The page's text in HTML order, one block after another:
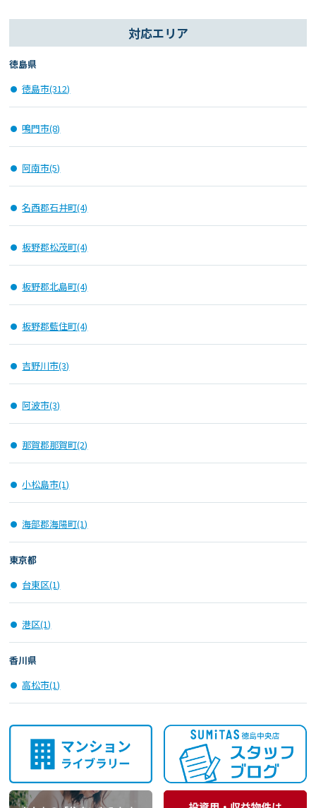
対応エリア
徳島県
徳島市(312)
鳴門市(8)
阿南市(5)
名西郡石井町(4)
板野郡松茂町(4)
板野郡北島町(4)
板野郡藍住町(4)
吉野川市(3)
阿波市(3)
那賀郡那賀町(2)
小松島市(1)
海部郡海陽町(1)
東京都
台東区(1)
港区(1)
香川県
高松市(1)